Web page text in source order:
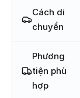
Cách di
chuyển
Phương
tiện phù
hợp